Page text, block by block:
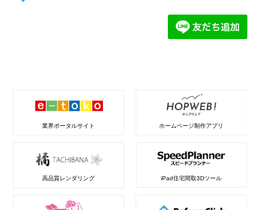
業界ポータルサイト ホームページ制作アプリ
高品質レンダリング iPad住宅間取3Dツール